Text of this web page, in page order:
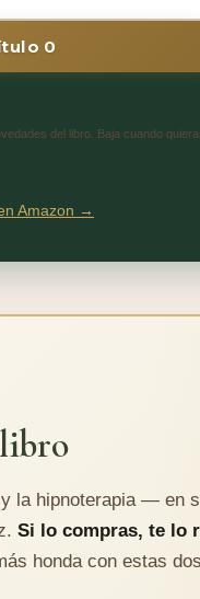
0
del libro. Baja cuando
Amazon →
la hipnoterapia — en
Si lo compras, te lo
honda con estas